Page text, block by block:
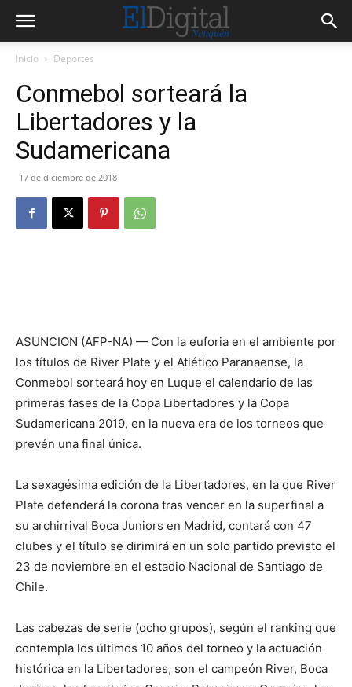
Inicio Deportes
Conmebol sorteará la
Libertadores y la
Sudamericana
17 de diciembre de 2018
ASUNCION (AFP-NA) — Con la euforia en el ambiente por
los títulos de River Plate y el Atlético Paranaense, la
Conmebol sorteará hoy en Luque el calendario de las
primeras fases de la Copa Libertadores y la Copa
Sudamericana 2019, en la nueva era de los torneos que
prevén una final única.
La sexagésima edición de la Libertadores, en la que River
Plate defenderá la corona tras vencer en la superfinal a
su archirrival Boca Juniors en Madrid, contará con 47
clubes y el título se dirimirá en un solo partido previsto el
23 de noviembre en el estadio Nacional de Santiago de
Chile.
Las cabezas de serie (ocho grupos), según el ranking que
contempla los últimos 10 años del torneo y la actuación
histórica en la Libertadores, son el campeón River, Boca